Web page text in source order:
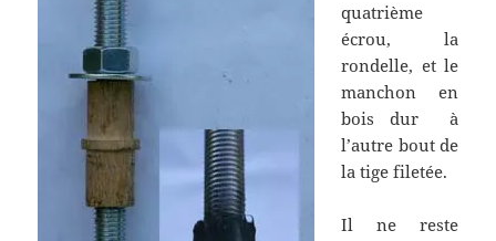
quatrième
écrou, la
rondelle, et le
manchon en
bois dur à
l’autre bout de
la tige filetée.
Il ne reste